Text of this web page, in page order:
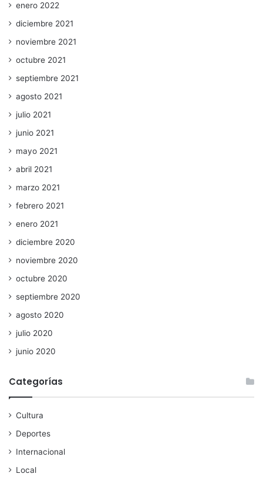
enero 2022
diciembre 2021
noviembre 2021
octubre 2021
septiembre 2021
agosto 2021
julio 2021
junio 2021
mayo 2021
abril 2021
marzo 2021
febrero 2021
enero 2021
diciembre 2020
noviembre 2020
octubre 2020
septiembre 2020
agosto 2020
julio 2020
junio 2020
Categorías
Cultura
Deportes
Internacional
Local